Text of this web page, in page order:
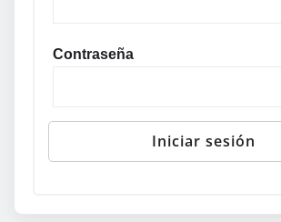
Contraseña